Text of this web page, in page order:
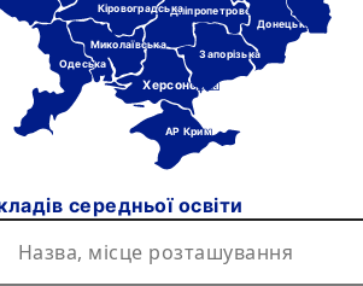
Дніпропетровська
Донецька
Херсонська
Кіровоградська
АР Крим
Миколаївська
Одеська
Запорізька
середньої освіти